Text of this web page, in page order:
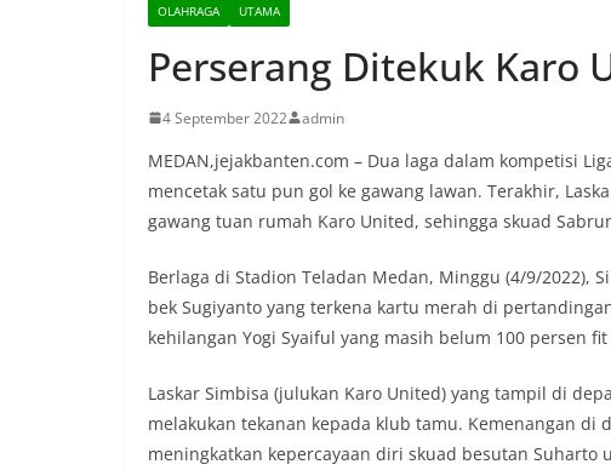
OLAHRAGA UTAMA
Perserang Ditekuk Karo
4 September 2022 admin
MEDAN,jejakbanten.com – Dua laga dalam kompetisi
mencetak satu pun gol ke gawang lawan. Terakhir,
gawang tuan rumah Karo United, sehingga skuad
Berlaga di Stadion Teladan Medan, Minggu (4/9/2022),
bek Sugiyanto yang terkena kartu merah di
kehilangan Yogi Syaiful yang masih belum 100 persen
Laskar Simbisa (julukan Karo United) yang tampil di
melakukan tekanan kepada klub tamu. Kemenangan di
meningkatkan kepercayaan diri skuad besutan